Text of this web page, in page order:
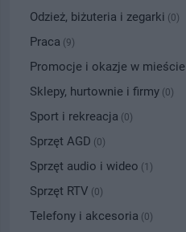
Odzież, biżuteria i zegarki (0)
Praca (9)
Promocje i okazje w mieście
Sklepy, hurtownie i firmy (0)
Sport i rekreacja (0)
Sprzęt AGD (0)
Sprzęt audio i wideo (1)
Sprzęt RTV (0)
Telefony i akcesoria (0)